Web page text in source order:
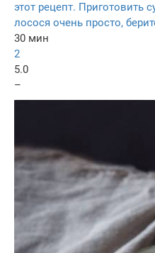
этот рецепт. Приготовить
лосося очень просто,
30 мин
2
5.0
–